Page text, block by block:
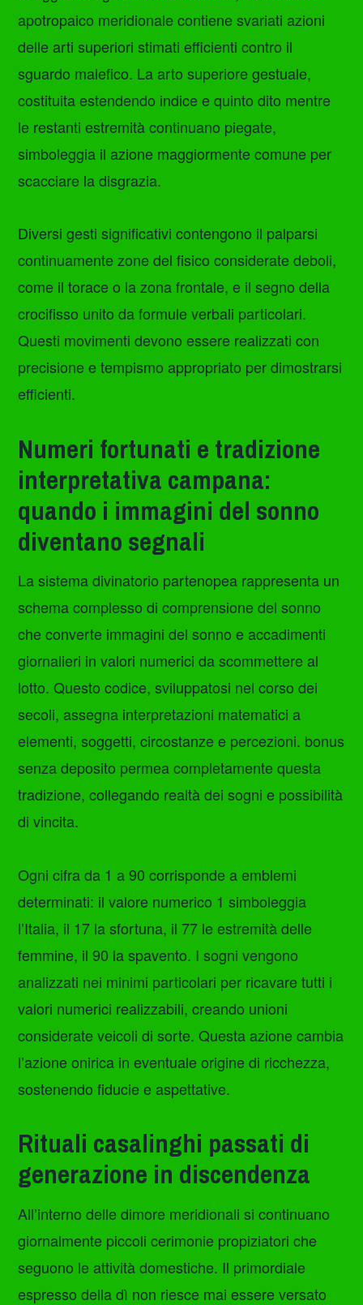
apotropaico meridionale contiene svariati azioni
delle arti superiori stimati efficienti contro il
sguardo malefico. La arto superiore gestuale,
costituita estendendo indice e quinto dito mentre
le restanti estremità continuano piegate,
simboleggia il azione maggiormente comune per
scacciare la disgrazia.
Diversi gesti significativi contengono il palparsi
continuamente zone del fisico considerate deboli,
come il torace o la zona frontale, e il segno della
crocifisso unito da formule verbali particolari.
Questi movimenti devono essere realizzati con
precisione e tempismo appropriato per dimostrarsi
efficienti.
Numeri fortunati e tradizione
interpretativa campana:
quando i immagini del sonno
diventano segnali
La sistema divinatorio partenopea rappresenta un
schema complesso di comprensione del sonno
che converte immagini del sonno e accadimenti
giornalieri in valori numerici da scommettere al
lotto. Questo codice, sviluppatosi nel corso dei
secoli, assegna interpretazioni matematici a
elementi, soggetti, circostanze e percezioni. bonus
senza deposito permea completamente questa
tradizione, collegando realtà dei sogni e possibilità
di vincita.
Ogni cifra da 1 a 90 corrisponde a emblemi
determinati: il valore numerico 1 simboleggia
l’Italia, il 17 la sfortuna, il 77 le estremità delle
femmine, il 90 la spavento. I sogni vengono
analizzati nei minimi particolari per ricavare tutti i
valori numerici realizzabili, creando unioni
considerate veicoli di sorte. Questa azione cambia
l’azione onirica in eventuale origine di ricchezza,
sostenendo fiducie e aspettative.
Rituali casalinghi passati di
generazione in discendenza
All’interno delle dimore meridionali si continuano
giornalmente piccoli cerimonie propiziatori che
seguono le attività domestiche. Il primordiale
espresso della dì non riesce mai essere versato